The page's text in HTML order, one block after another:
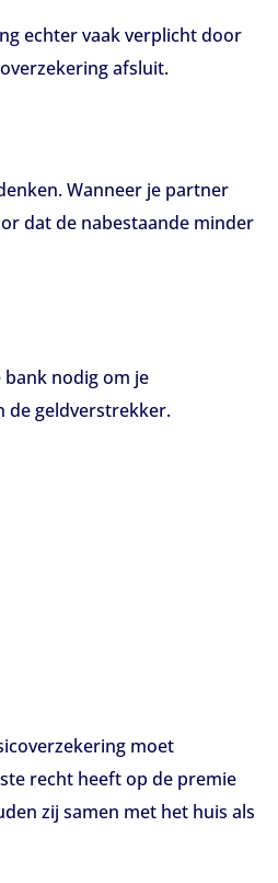
echter vaak verplicht door
afsluit.
Wanneer je partner
dat de nabestaande minder
nodig om je
de geldverstrekker.
moet
recht heeft op de premie
zij samen met het huis als